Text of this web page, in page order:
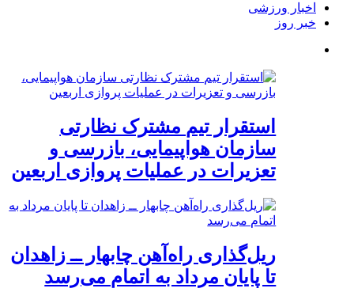
اخبار ورزشی
خبر روز
استقرار تیم مشترک نظارتی
سازمان هواپیمایی، بازرسی و
تعزیرات در عملیات پروازی اربعین
ریل‌گذاری راه‌آهن چابهار ــ زاهدان
تا پایان مرداد به اتمام می‌رسد